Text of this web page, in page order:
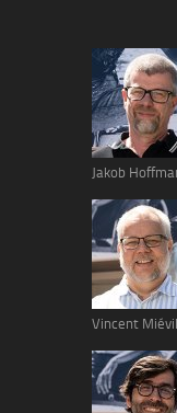
Jakob
Vincent